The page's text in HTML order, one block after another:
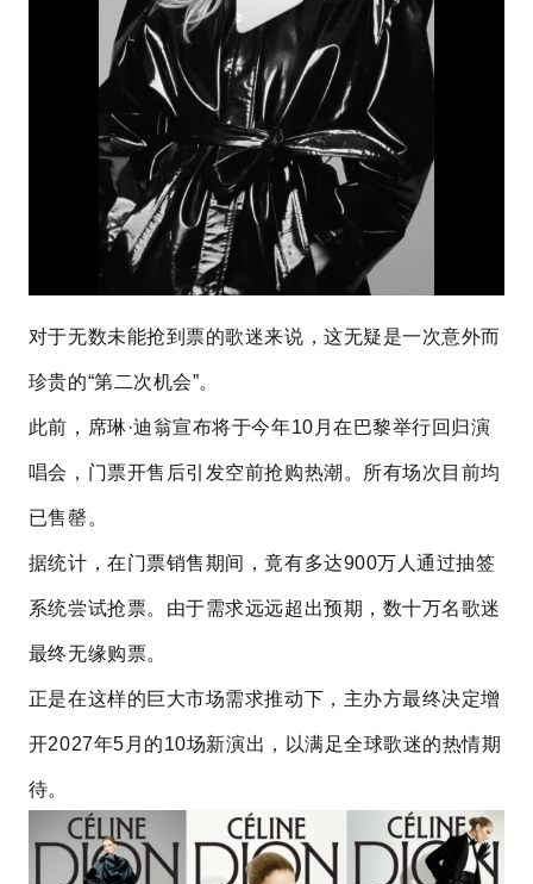
对于无数未能抢到票的歌迷来说，这无疑是一次意外而
珍贵的“第二次机会”。
此前，席琳·迪翁宣布将于今年10月在巴黎举行回归演
唱会，门票开售后引发空前抢购热潮。所有场次目前均
已售罄。
据统计，在门票销售期间，竟有多达900万人通过抽签
系统尝试抢票。由于需求远远超出预期，数十万名歌迷
最终无缘购票。
正是在这样的巨大市场需求推动下，主办方最终决定增
开2027年5月的10场新演出，以满足全球歌迷的热情期
待。